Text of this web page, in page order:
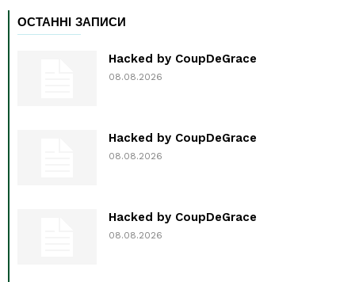
ОСТАННІ ЗАПИСИ
Hacked by CoupDeGrace
08.08.2026
Hacked by CoupDeGrace
08.08.2026
Hacked by CoupDeGrace
08.08.2026